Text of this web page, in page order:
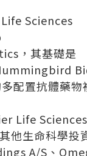
Sciences
，其基礎是
配置抗體藥物
Life
他生命科學投
A/S、